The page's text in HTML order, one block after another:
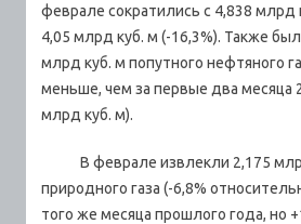
феврале сократились с 4,838 млрд
4,05 млрд куб. м (-16,3%). Также
млрд куб. м попутного нефтяного
меньше, чем за первые два месяца
млрд куб. м).
В феврале извлекли 2,175
природного газа (-6,8%
того же месяца прошлого года, но